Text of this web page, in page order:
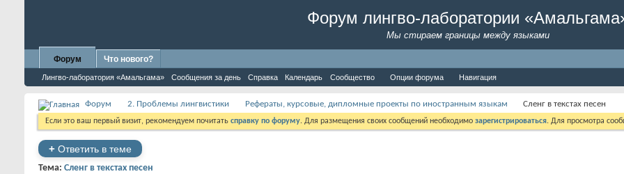
Форум лингво-лаборатории
Мы стираем границы между языками
Форум
Лингво-лаборатория «Амальгама» Сообщения за день Справка Календарь Сообщество Опции форума Навигация
Что нового?
Форум 2. Проблемы лингвистики Рефераты, курсовые, дипломные проекты по иностранным языкам Сленг в текстах песен
Если это ваш первый визит, рекомендуем почитать справку по форуму. Для размещения своих сообщений необходимо зарегистрироваться. Для просмотра
+ Ответить в теме
Тема: Сленг в текстах песен